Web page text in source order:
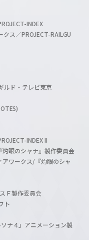
INDEX
ス／PROJECT-RAILGU
ルド・テレビ東京
INDEX II
眼のシャナ』製作委員会
ワークス/『灼眼のシャ
Ｆ製作委員会
ト
ナ４」アニメーション製